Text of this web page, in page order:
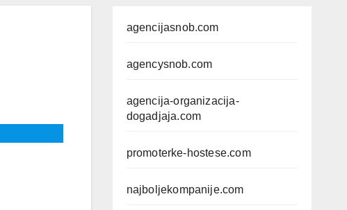
agencijasnob.com
agencysnob.com
agencija-organizacija-
dogadjaja.com
promoterke-hostese.com
najboljekompanije.com